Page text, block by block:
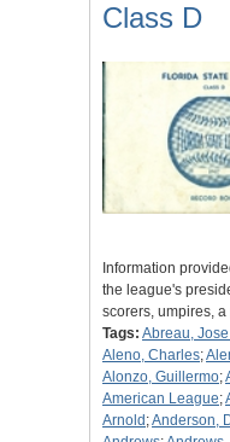
Class D
Information
the league's
scorers, umpires,
Tags: Abreau,
Aleno, Charles;
Alonzo, Guillermo;
American League;
Arnold ;Anderson,